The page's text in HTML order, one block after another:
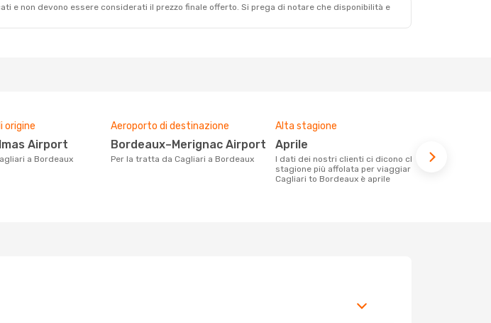
e non devono essere considerati il ​​prezzo finale offerto. Si prega di notare che disponibilità e
origine
Airport
a Bordeaux
Aeroporto di destinazione
Bordeaux–Merignac Airport
Per la tratta da Cagliari a Bordeaux
Alta stagione
aprile
I dati dei nostri clienti ci dicono che la
stagione più affolata per viaggiare da
Cagliari to Bordeaux è aprile